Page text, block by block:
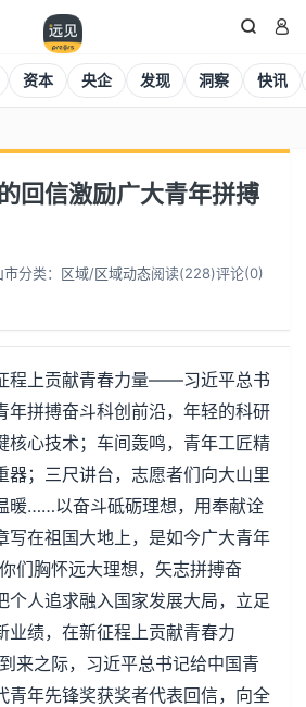
 
资本 央企 发现 洞察 快讯
回信激励广大青年拼搏
市分类： 区域/区域动态阅读(228)评论(0)
程上贡献青春力量——习近平总书
年拼搏奋斗科创前沿，年轻的科研
核心技术；车间轰鸣，青年工匠精
器；三尺讲台，志愿者们向大山里
暖……以奋斗砥砺理想，用奉献诠
写在祖国大地上，是如今广大青年
们胸怀远大理想，矢志拼搏奋
个人追求融入国家发展大局，立足
业绩，在新征程上贡献青春力
来之际，习近平总书记给中国青
青年先锋奖获奖者代表回信，向全